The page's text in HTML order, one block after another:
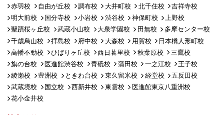
赤羽校
自由が丘校 調布校 大井町校 北千住校
吉祥寺校
明大前校
国分寺校 小岩校 渋谷校 神保町校
上野校
聖蹟桜ヶ丘校
武蔵小山校 大泉学園校 田無校
多摩センター校
千歳烏山校
拝島校 府中校 大森校 用賀校
日本橋人形町校
高幡不動校
ひばりヶ丘校 西日暮里校 秋葉原校
三鷹校
旗の台校
医進館渋谷校 青砥校 蒲田校 一之江校
王子校
綾瀬校
豊洲校 ときわ台校 東久留米校 経堂校
五反田校
武蔵境校
国立校 西新井校 東雲校
医進館東京八重洲校
花小金井校